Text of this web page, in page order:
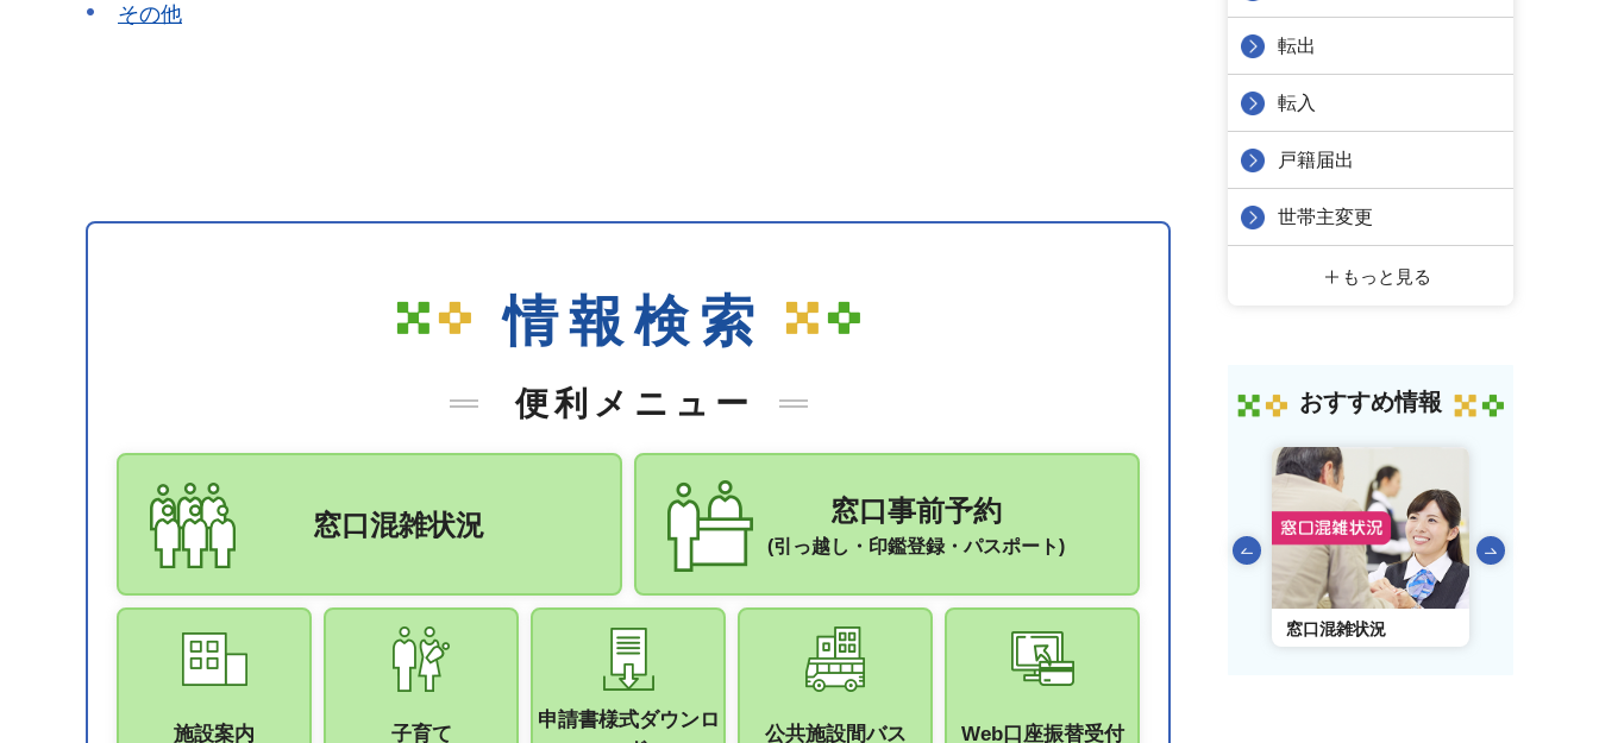
その他
情報検索
便利メニュー
窓口混雑状況 窓口事前予約
(引っ越し・印鑑登録・パスポート)
施設案内 子育て
申請書様式ダウンロ
公共施設間バス Web口座振替受付
転出
転入
戸籍届出
世帯主変更
もっと見る
おすすめ情報
前のスライドを表示
手続きナビ 窓口混雑状況